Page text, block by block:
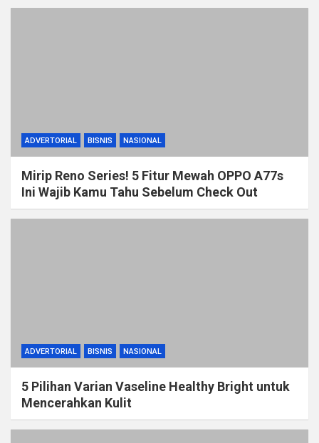
ADVERTORIAL BISNIS NASIONAL
Mirip Reno Series! 5 Fitur Mewah OPPO A77s
Ini Wajib Kamu Tahu Sebelum Check Out
ADVERTORIAL BISNIS NASIONAL
5 Pilihan Varian Vaseline Healthy Bright untuk
Mencerahkan Kulit